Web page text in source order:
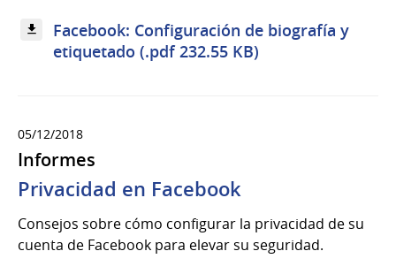
Facebook: Configuración de biografía y
etiquetado (.pdf 232.55 KB)
05/12/2018
Informes
Privacidad en Facebook
Consejos sobre cómo configurar la privacidad de su
cuenta de Facebook para elevar su seguridad.